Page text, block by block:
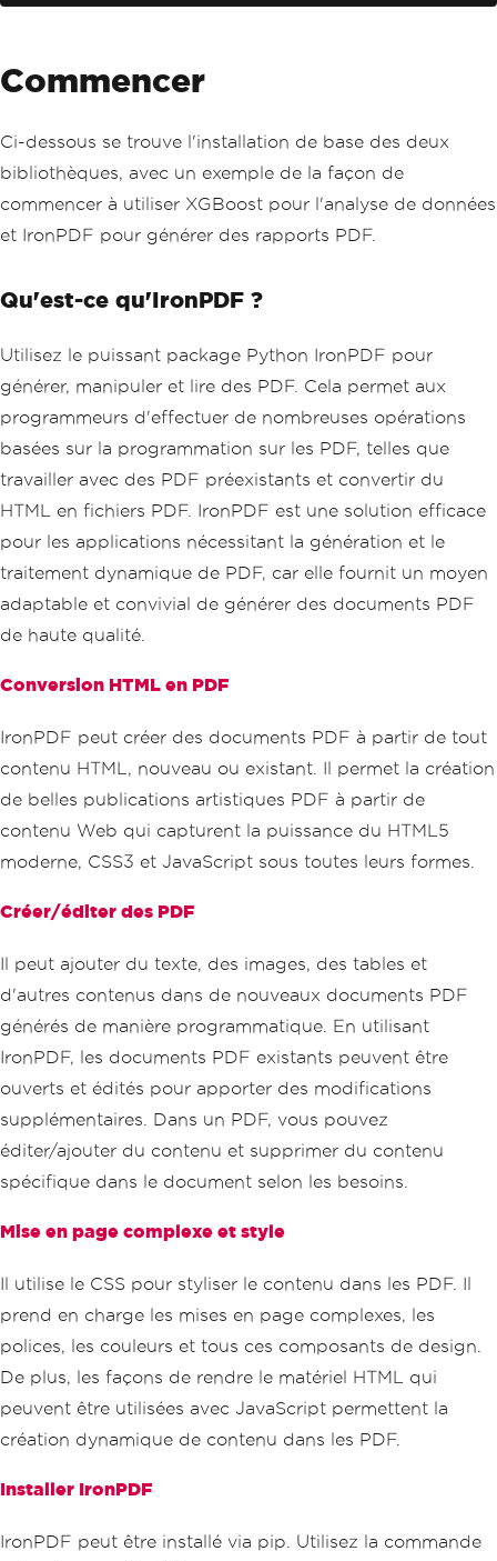
Commencer
Ci-dessous se trouve l'installation de base des deux
bibliothèques, avec un exemple de la façon de
commencer à utiliser XGBoost pour l'analyse de données
et IronPDF pour générer des rapports PDF.
Qu'est-ce qu'IronPDF ?
Utilisez le puissant package Python IronPDF pour
générer, manipuler et lire des PDF. Cela permet aux
programmeurs d'effectuer de nombreuses opérations
basées sur la programmation sur les PDF, telles que
travailler avec des PDF préexistants et convertir du
HTML en fichiers PDF. IronPDF est une solution efficace
pour les applications nécessitant la génération et le
traitement dynamique de PDF, car elle fournit un moyen
adaptable et convivial de générer des documents PDF
de haute qualité.
Conversion HTML en PDF
IronPDF peut créer des documents PDF à partir de tout
contenu HTML, nouveau ou existant. Il permet la création
de belles publications artistiques PDF à partir de
contenu Web qui capturent la puissance du HTML5
moderne, CSS3 et JavaScript sous toutes leurs formes.
Créer/éditer des PDF
Il peut ajouter du texte, des images, des tables et
d'autres contenus dans de nouveaux documents PDF
générés de manière programmatique. En utilisant
IronPDF, les documents PDF existants peuvent être
ouverts et édités pour apporter des modifications
supplémentaires. Dans un PDF, vous pouvez
éditer/ajouter du contenu et supprimer du contenu
spécifique dans le document selon les besoins.
Mise en page complexe et style
Il utilise le CSS pour styliser le contenu dans les PDF. Il
prend en charge les mises en page complexes, les
polices, les couleurs et tous ces composants de design.
De plus, les façons de rendre le matériel HTML qui
peuvent être utilisées avec JavaScript permettent la
création dynamique de contenu dans les PDF.
Installer IronPDF
IronPDF peut être installé via pip. Utilisez la commande